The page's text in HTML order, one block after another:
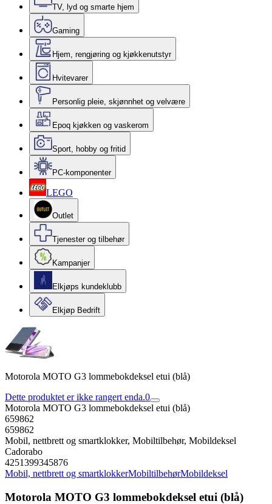
TV, lyd og smarte hjem
Gaming
Hjem, rengjøring og kjøkkenutstyr
Hvitevarer
Personlig pleie, skjønnhet og velvære
Epoq kjøkken og vaskerom
Sport, hobby og fritid
PC-komponenter
LEGO
Outlet
Tjenester og tilbehør
Kampanjer
Elkjøps kundeklubb
Elkjøp Bedrift
Motorola MOTO G3 lommebokdeksel etui (blå)
Dette produktet er ikke rangert enda.0
Motorola MOTO G3 lommebokdeksel etui (blå)
659862
659862
Mobil, nettbrett og smartklokker, Mobiltilbehør, Mobildeksel
Cadorabo
4251399345876
Mobil, nettbrett og smartklokkerMobiltilbehørMobildeksel
Motorola MOTO G3 lommebokdeksel etui (blå)